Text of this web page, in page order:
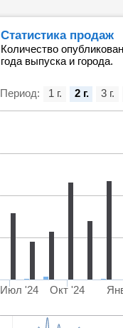
Статистика продаж
Количество
года выпуска и города.
Период:
Июл '24 Окт '24
1 г. 2 г. 3 г.